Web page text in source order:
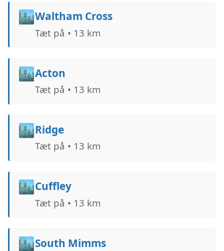
🏙️Waltham Cross
Tæt på • 13 km
🏙️Acton
Tæt på • 13 km
🏙️Ridge
Tæt på • 13 km
🏙️Cuffley
Tæt på • 13 km
🏙️South Mimms